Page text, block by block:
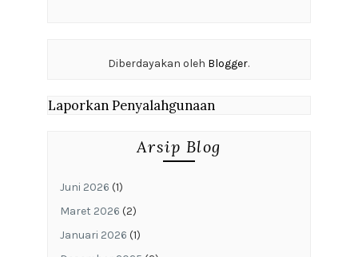
Diberdayakan oleh Blogger.
Laporkan Penyalahgunaan
Arsip Blog
Juni 2026 (1)
Maret 2026 (2)
Januari 2026 (1)